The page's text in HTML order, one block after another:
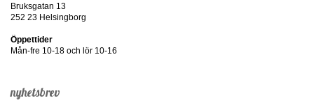
Bruksgatan 13
252 23 Helsingborg
Öppettider
Mån-fre 10-18 och lör 10-16
nyhetsbrev